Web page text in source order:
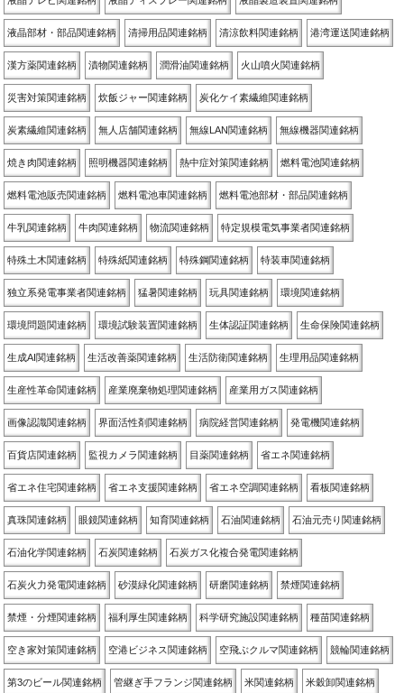
液晶部材・部品関連銘柄 清掃用品関連銘柄 清涼飲料関連銘柄 港湾運送関連銘柄
漢方薬関連銘柄 漬物関連銘柄 潤滑油関連銘柄 火山噴火関連銘柄
災害対策関連銘柄 炊飯ジャー関連銘柄 炭化ケイ素繊維関連銘柄
炭素繊維関連銘柄 無人店舗関連銘柄 無線LAN関連銘柄 無線機器関連銘柄
焼き肉関連銘柄 照明機器関連銘柄 熱中症対策関連銘柄 燃料電池関連銘柄
燃料電池販売関連銘柄 燃料電池車関連銘柄 燃料電池部材・部品関連銘柄
牛乳関連銘柄 牛肉関連銘柄 物流関連銘柄 特定規模電気事業者関連銘柄
特殊土木関連銘柄 特殊紙関連銘柄 特殊鋼関連銘柄 特装車関連銘柄
独立系発電事業者関連銘柄 猛暑関連銘柄 玩具関連銘柄 環境関連銘柄
環境問題関連銘柄 環境試験装置関連銘柄 生体認証関連銘柄 生命保険関連銘柄
生成AI関連銘柄 生活改善薬関連銘柄 生活防衛関連銘柄 生理用品関連銘柄
生産性革命関連銘柄 産業廃棄物処理関連銘柄 産業用ガス関連銘柄
画像認識関連銘柄 界面活性剤関連銘柄 病院経営関連銘柄 発電機関連銘柄
百貨店関連銘柄 監視カメラ関連銘柄 目薬関連銘柄 省エネ関連銘柄
省エネ住宅関連銘柄 省エネ支援関連銘柄 省エネ空調関連銘柄 看板関連銘柄
真珠関連銘柄 眼鏡関連銘柄 知育関連銘柄 石油関連銘柄 石油元売り関連銘柄
石油化学関連銘柄 石炭関連銘柄 石炭ガス化複合発電関連銘柄
石炭火力発電関連銘柄 砂漠緑化関連銘柄 研磨関連銘柄 禁煙関連銘柄
禁煙・分煙関連銘柄 福利厚生関連銘柄 科学研究施設関連銘柄 種苗関連銘柄
空き家対策関連銘柄 空港ビジネス関連銘柄 空飛ぶクルマ関連銘柄 競輪関連銘柄
第3のビール関連銘柄 管継ぎ手フランジ関連銘柄 米関連銘柄 米穀卸関連銘柄